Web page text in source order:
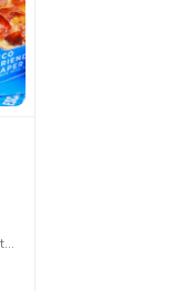
Quito, Guayaquil, Cuenca, Ambato, Santo Domingo